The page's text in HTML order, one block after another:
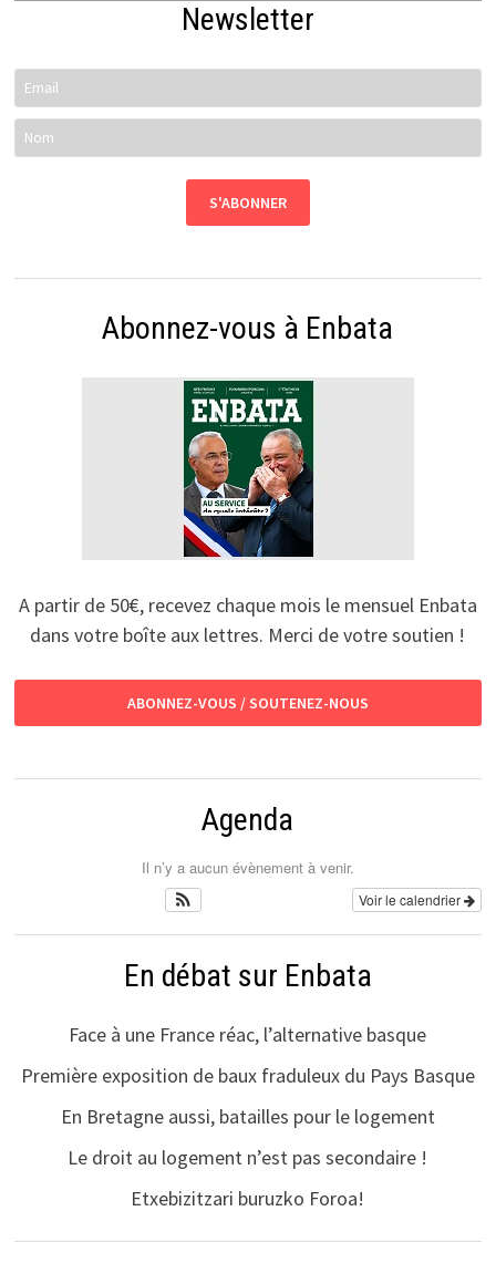
Newsletter
Abonnez-vous à Enbata
A partir de 50€, recevez chaque mois le mensuel Enbata
dans votre boîte aux lettres. Merci de votre soutien !
ABONNEZ-VOUS / SOUTENEZ-NOUS
Agenda
Il n’y a aucun évènement à venir.
Voir le calendrier
En débat sur Enbata
Face à une France réac, l’alternative basque
Première exposition de baux fraduleux du Pays Basque
En Bretagne aussi, batailles pour le logement
Le droit au logement n’est pas secondaire !
Etxebizitzari buruzko Foroa!